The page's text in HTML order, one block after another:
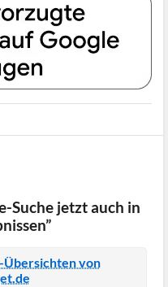
Suche jetzt auch in
Übersichten von